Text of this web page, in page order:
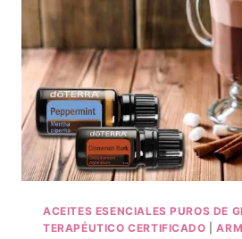
ACEITES ESENCIALES PUROS DE
TERAPÉUTICO CERTIFICADO |